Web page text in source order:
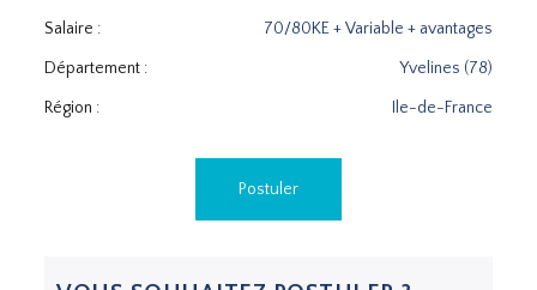
Salaire : 70/80KE + Variable + avantages
Département : Yvelines (78)
Région : Ile-de-France
Postuler